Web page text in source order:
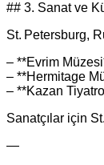
## 3. Sanat ve
St. Petersburg,
– **Evrim
– **Hermitage
– **Kazan
Sanatçılar için
—